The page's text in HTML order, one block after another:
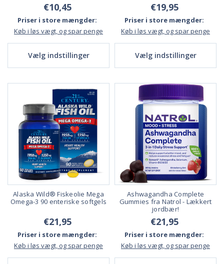
€10,45
Priser i store mængder:
Køb i løs vægt, og spar penge
Vælg indstillinger
€19,95
Priser i store mængder:
Køb i løs vægt, og spar penge
Vælg indstillinger
Alaska Wild® Fiskeolie Mega
Omega-3 90 enteriske softgels
€21,95
Priser i store mængder:
Køb i løs vægt, og spar penge
Ashwagandha Complete
Gummies fra Natrol - Lækkert
jordbær!
€21,95
Priser i store mængder:
Køb i løs vægt, og spar penge